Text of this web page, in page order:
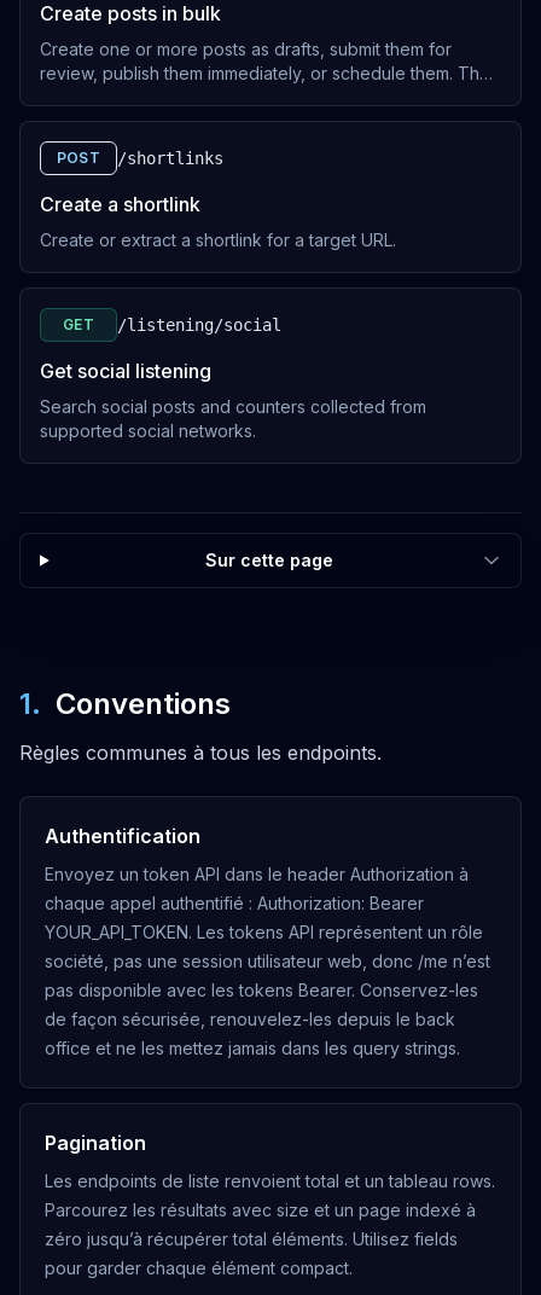
/social-accounts/pinterest/boards
OUVRIR
GET
Search posts
GET
Get a post
/posts/:postId
OUVRIR
GET
Get post categories
/posts/categories
/posts/brands
/posts/users
OUVRIR
GET
Get post languages
/posts/languages
OUVRIR
GET
Get post histogram
/posts/histogram
Create posts in bulk
Create one or more posts as drafts, submit them for
review, publish them immediately, or schedule them. The
every requested brand and social account.
POST /shortlinks
Create a shortlink
Create or extract a shortlink for a target URL.
GET /listening/social
Get social listening
Search social posts and counters collected from
supported social networks.
Sur cette page
1. Conventions
Règles communes à tous les endpoints.
Authentification
Envoyez un token API dans le header Authorization à
chaque appel authentifié : Authorization: Bearer
YOUR_API_TOKEN. Les tokens API représentent un rôle
société, pas une session utilisateur web, donc /me n’est
pas disponible avec les tokens Bearer. Conservez-les
de façon sécurisée, renouvelez-les depuis le back
office et ne les mettez jamais dans les query strings.
Pagination
Les endpoints de liste renvoient total et un tableau rows.
Parcourez les résultats avec size et un page indexé à
zéro jusqu’à récupérer total éléments. Utilisez fields
pour garder chaque élément compact.